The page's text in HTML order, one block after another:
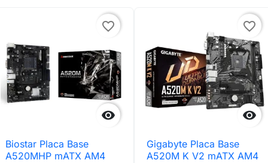
Envío Rápido 24/48hcheck_circle Hasta 3 Años de Garantía
check_circleSoporte Técnico

favorite_border
Biostar Placa Base
A520MHP mATX AM4

favorite_border
Gigabyte Placa Base
A520M K V2 mATX AM4